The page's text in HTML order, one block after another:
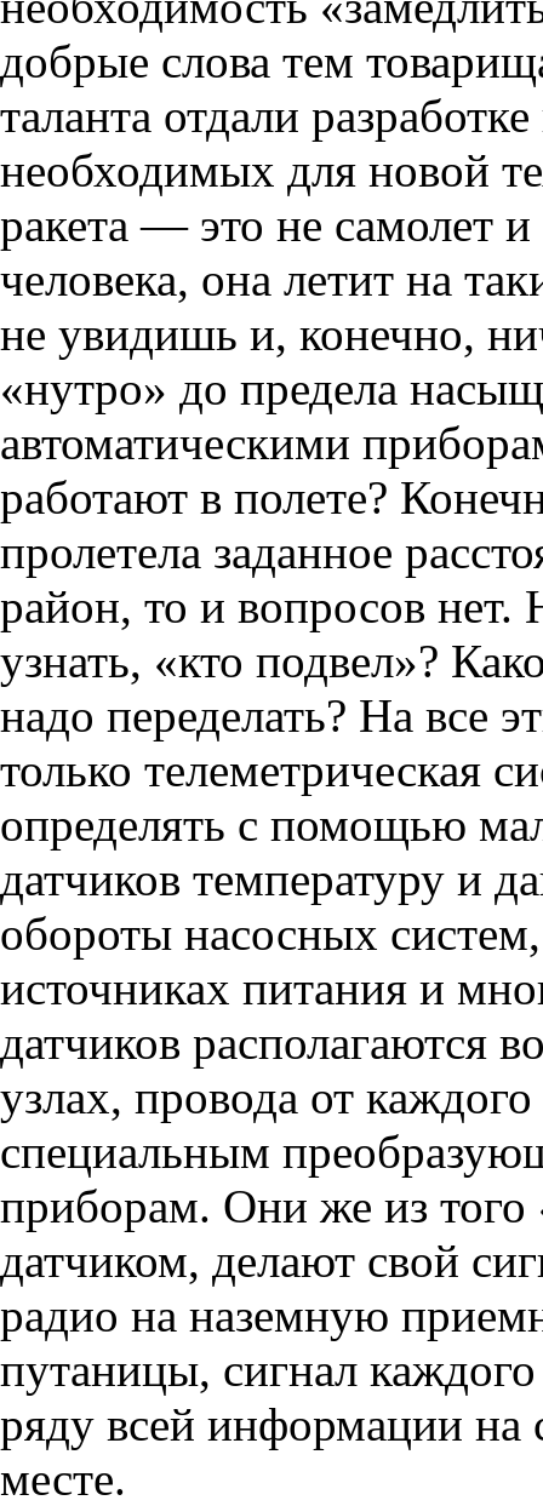
добрые слова тем
таланта отдали
необходимых для новой
ракета — это не самолет
человека, она летит на
не увидишь и, конечно,
«нутро» до предела
автоматическими
работают в полете?
пролетела заданное
район, то и вопросов нет.
узнать, «кто подвел»?
надо переделать? На все
только телеметрическая
определять с помощью
датчиков температуру и
обороты насосных
источниках питания и
датчиков располагаются
узлах, провода от
специальным
приборам. Они же из того
датчиком, делают свой
радио на наземную
путаницы, сигнал
ряду всей информации на
месте.